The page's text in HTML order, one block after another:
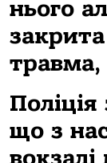
нього
травма,
що з